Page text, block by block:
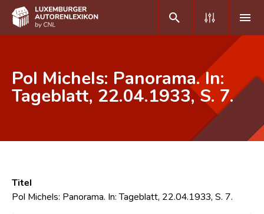
DE FR
Home
Häufige Fragen und Antworten
CNL
Pol Michels: Panorama. In:
Tageblatt, 22.04.1933, S. 7.
Titel
Pol Michels: Panorama. In: Tageblatt, 22.04.1933, S. 7.